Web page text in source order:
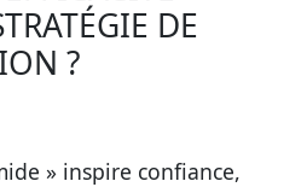
DE
?
» inspire confiance,